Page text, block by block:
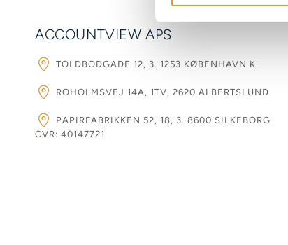
ACCOUNTVIEW APS
TOLDBODGADE 12, 3. 1253 KØBENHAVN K
ROHOLMSVEJ 14A, 1TV, 2620 ALBERTSLUND
PAPIRFABRIKKEN 52, 18, 3. 8600 SILKEBORG
CVR: 40147721